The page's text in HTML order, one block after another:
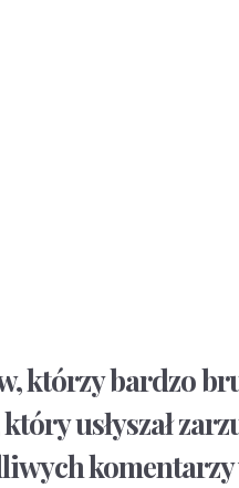
którzy bardzo
usłyszał